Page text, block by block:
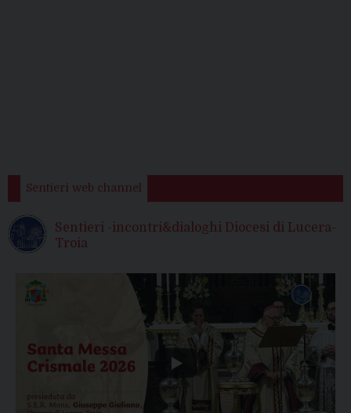
Sentieri web channel
Sentieri -incontri&dialoghi Diocesi di Lucera-
Troia